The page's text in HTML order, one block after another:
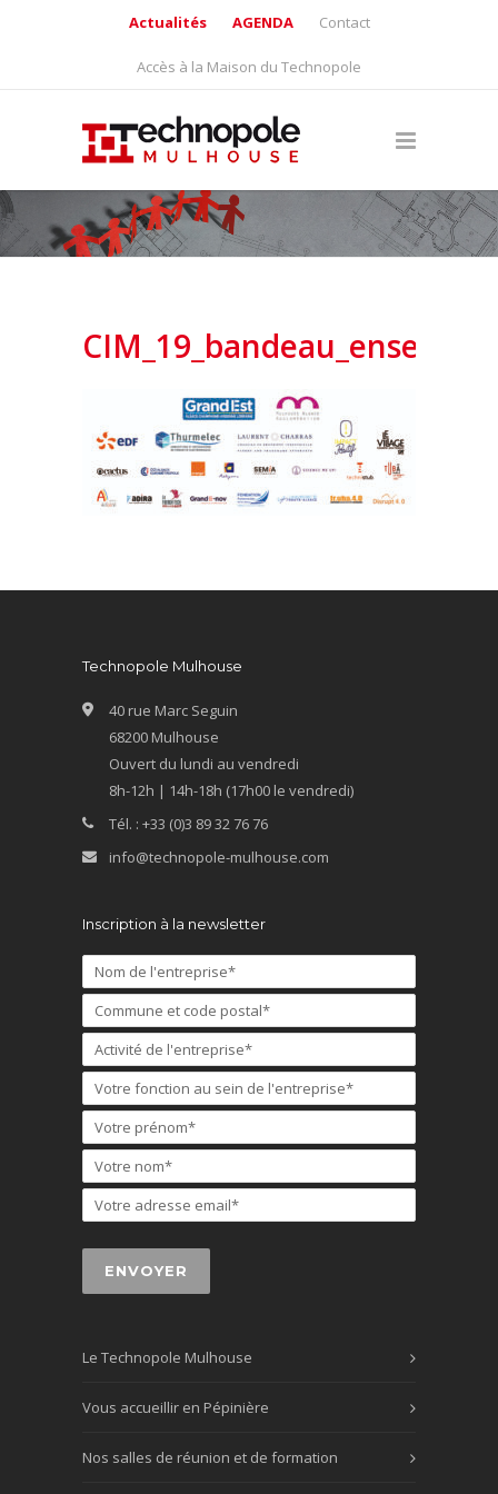
Actualités AGENDA Contact
Accès à la Maison du Technopole
CIM_19_bandeau_ensemble
Technopole Mulhouse
40 rue Marc Seguin
68200 Mulhouse
Ouvert du lundi au vendredi
8h-12h | 14h-18h (17h00 le vendredi)
Tél. : +33 (0)3 89 32 76 76
info@technopole-mulhouse.com
Inscription à la newsletter
Le Technopole Mulhouse
Vous accueillir en Pépinière
Nos salles de réunion et de formation